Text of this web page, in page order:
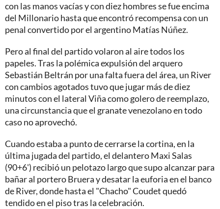
con las manos vacías y con diez hombres se fue encima
del Millonario hasta que encontró recompensa con un
penal convertido por el argentino Matías Núñez.
Pero al final del partido volaron al aire todos los
papeles. Tras la polémica expulsión del arquero
Sebastián Beltrán por una falta fuera del área, un River
con cambios agotados tuvo que jugar más de diez
minutos con el lateral Viña como golero de reemplazo,
una circunstancia que el granate venezolano en todo
caso no aprovechó.
Cuando estaba a punto de cerrarse la cortina, en la
última jugada del partido, el delantero Maxi Salas
(90+6') recibió un pelotazo largo que supo alcanzar para
bañar al portero Bruera y desatar la euforia en el banco
de River, donde hasta el "Chacho" Coudet quedó
tendido en el piso tras la celebración.